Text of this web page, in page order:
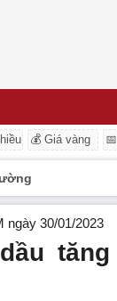
💰 Giá vàng
ngày 30/01/2023